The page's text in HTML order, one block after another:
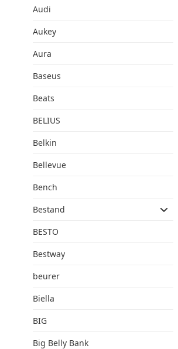
Audi
Aukey
Aura
Baseus
Beats
BELIUS
Belkin
Bellevue
Bench
Bestand
BESTO
Bestway
beurer
Biella
BIG
Big Belly Bank